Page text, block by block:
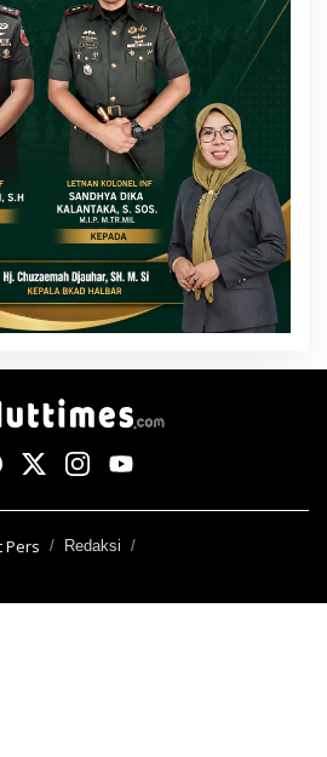
Pers
Redaksi